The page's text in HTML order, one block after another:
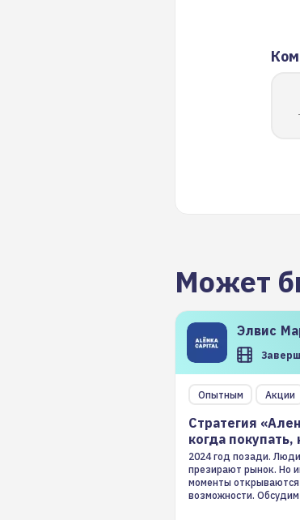
Может
Элвис
Опытным Акции
Стратегия
когда покупать,
2024 год позади.
презирают рынок. Но
моменты открываются
возможности. Обсудим